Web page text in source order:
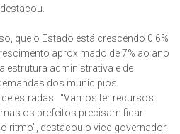
que o Estado está crescendo 0,6%
aproximado de 7% ao ano
estrutura administrativa e de
dos munícipios
estradas. “Vamos ter recursos
os prefeitos precisam ficar
ritmo”, destacou o vice-governador.